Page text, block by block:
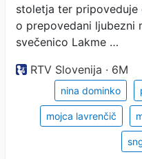
stoletja ter
o prepovedani ljubezni
svečenico Lakme …
RTV Slovenija · 6M
nina dominko
mojca lavrenčič